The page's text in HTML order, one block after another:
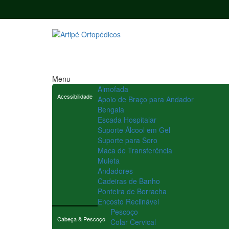
Menu
Acessibilidade
Almofada
Apoio de Braço para Andador
Bengala
Escada Hospitalar
Suporte Álcool em Gel
Suporte para Soro
Maca de Transferência
Muleta
Andadores
Cadeiras de Banho
Ponteira de Borracha
Encosto Reclinável
Cabeça & Pescoço
Pescoço
Colar Cervical